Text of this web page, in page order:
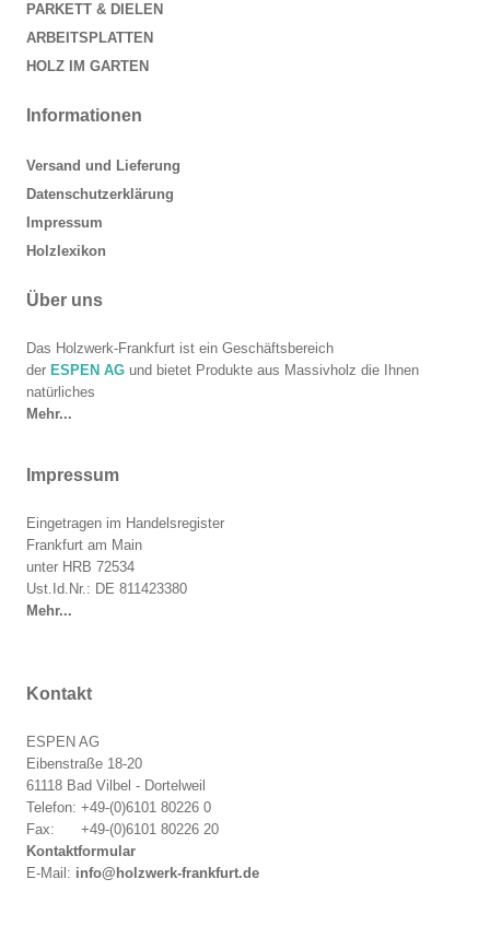
PARKETT & DIELEN
ARBEITSPLATTEN
HOLZ IM GARTEN
Informationen
Versand und Lieferung
Datenschutzerklärung
Impressum
Holzlexikon
Über uns
Das Holzwerk-Frankfurt ist ein Geschäftsbereich
der ESPEN AG und bietet Produkte aus Massivholz die Ihnen
natürliches
Mehr...
Impressum
Eingetragen im Handelsregister
Frankfurt am Main
unter HRB 72534
Ust.Id.Nr.: DE 811423380
Mehr...
Kontakt
ESPEN AG
Eibenstraße 18-20
61118 Bad Vilbel - Dortelweil
Telefon: +49-(0)6101 80226 0
Fax: +49-(0)6101 80226 20
Kontaktformular
E-Mail: info@holzwerk-frankfurt.de